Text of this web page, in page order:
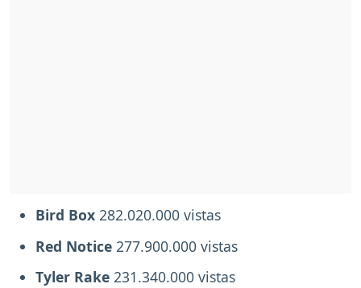
Bird Box 282.020.000 vistas
Red Notice 277.900.000 vistas
Tyler Rake 231.340.000 vistas